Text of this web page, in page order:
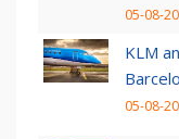
05-08-
KLM
05-08-